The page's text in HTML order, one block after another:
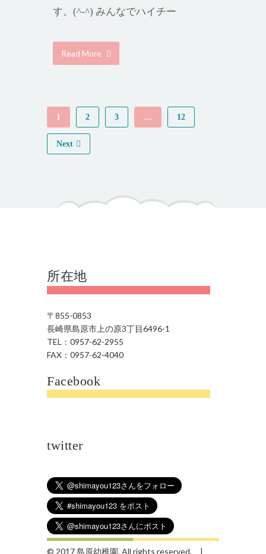
す。(^-^) みんなでハイチー
Read More
1 2 3 … 12
Next
所在地
〒855-0853
長崎県島原市上の原3丁目6496-1
TEL：0957-62-2955
FAX：0957-62-4040
Facebook
twitter
© 2017 島原幼稚園. All rights reserved. |